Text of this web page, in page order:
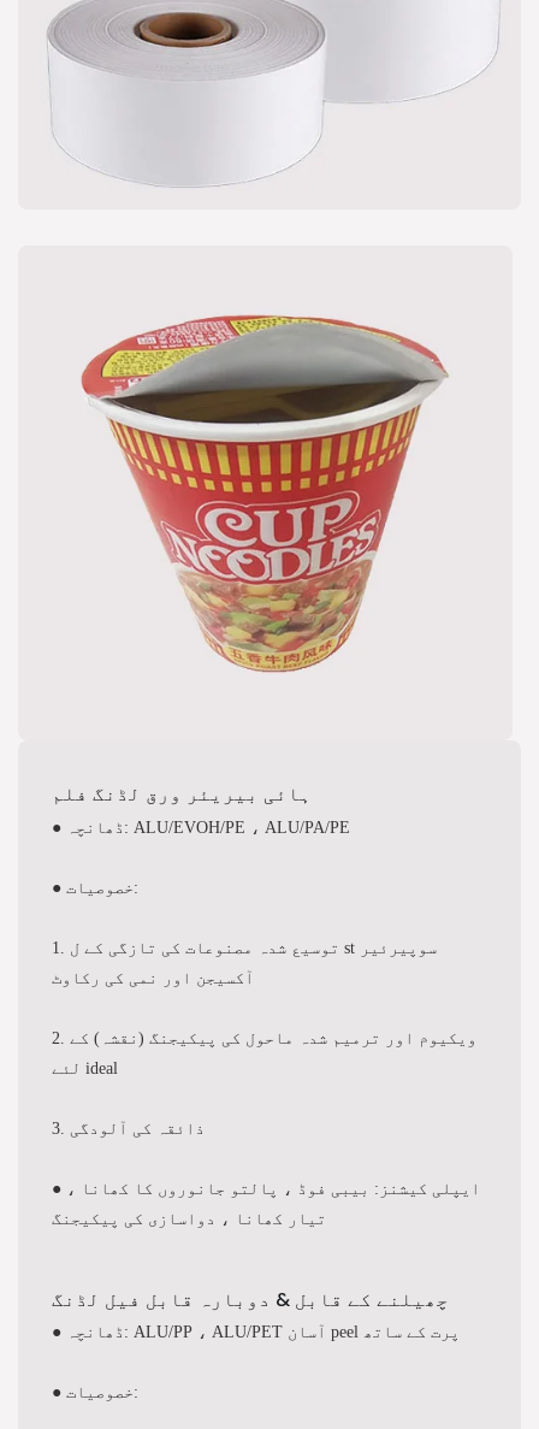
ہائی بیریئر ورق لڈنگ فلم
● ڈھانچہ: ALU/EVOH/PE ، ALU/PA/PE
● خصوصیات:
1. توسیع شدہ مصنوعات کی تازگی کے ل st سوپیرئیر
آکسیجن اور نمی کی رکاوٹ
2. ویکیوم اور ترمیم شدہ ماحول کی پیکیجنگ (نقشہ) کے
لئے ideal
3. ذائقہ کی آلودگی
● ایپلی کیشنز: بیبی فوڈ ، پالتو جانوروں کا کھانا ،
تیار کھانا ، دواسازی کی پیکیجنگ
چھیلنے کے قابل & دوبارہ قابل فیل لڈنگ
● ڈھانچہ: ALU/PP ، ALU/PET آسان peel پرت کے ساتھ
● خصوصیات: